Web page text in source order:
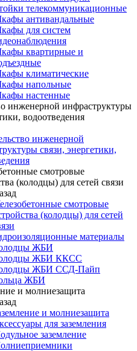
телекоммуникационные
антивандальные
для систем
квартирные и
климатические
напольные
настенные
инженерной инфраструктуры
водоотведения
инженерной
связи, энергетики,
смотровые
(колодцы) для сетей связи
смотровые
(колодцы) для сетей
материалы
ЖБИ
ЖБИ ККСС
ЖБИ ССД-Пайп
ЖБИ
и молниезащита
и молниезащита
для заземления
заземление